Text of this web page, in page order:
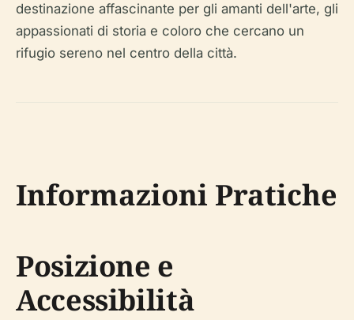
destinazione affascinante per gli amanti dell'arte, gli
appassionati di storia e coloro che cercano un
rifugio sereno nel centro della città.
Informazioni Pratiche
Posizione e
Accessibilità